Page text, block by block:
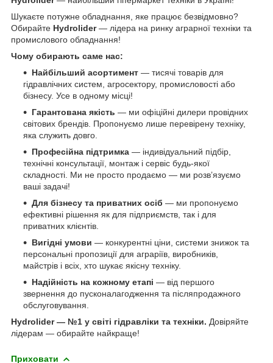
Шукаєте потужне обладнання, яке працює безвідмовно?
Обирайте Hydrolider— лідера на ринку аграрної техніки та
промислового обладнання!
Чому обирають саме нас:
Найбільший асортимент — тисячі товарів для
гідравлічних систем, агросектору, промисловості або
бізнесу. Усе в одному місці!
Гарантована якість — ми офіційні дилери провідних
світових брендів. Пропонуємо лише перевірену техніку,
яка служить довго.
Професійна підтримка — індивідуальний підбір,
технічні консультації, монтаж і сервіс будь-якої
складності. Ми не просто продаємо — ми розв’язуємо
ваші задачі!
Для бізнесу та приватних осіб — ми пропонуємо
ефективні рішення як для підприємств, так і для
приватних клієнтів.
Вигідні умови — конкурентні ціни, системи знижок та
персональні пропозиції для аграріїв, виробників,
майстрів і всіх, хто шукає якісну техніку.
Надійність на кожному етапі — від першого
звернення до пусконалагодження та післяпродажного
обслуговування.
Hydrolider — №1 у світі гідравліки та техніки. Довіряйте
лідерам — обирайте найкраще!
Приховати